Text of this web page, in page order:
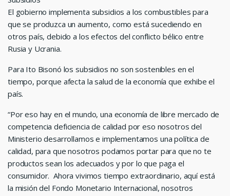
El gobierno implementa subsidios a los combustibles para
que se produzca un aumento, como está sucediendo en
otros país, debido a los efectos del conflicto bélico entre
Rusia y Ucrania.
Para Ito Bisonó los subsidios no son sostenibles en el
tiempo, porque afecta la salud de la economía que exhibe el
país.
“Por eso hay en el mundo, una economía de libre mercado de
competencia deficiencia de calidad por eso nosotros del
Ministerio desarrollamos e implementamos una política de
calidad, para que nosotros podamos portar para que no te
productos sean los adecuados y por lo que paga el
consumidor. Ahora vivimos tiempo extraordinario, aquí está
la misión del Fondo Monetario Internacional, nosotros